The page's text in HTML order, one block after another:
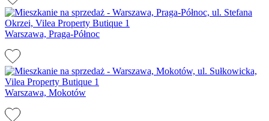
Warszawa, Praga-Północ
Warszawa, Mokotów